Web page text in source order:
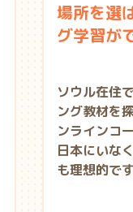
場所を選
グ学習が
ソウル在住
ング教材を
ンラインコ
日本にいな
も理想的で